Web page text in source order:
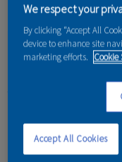
PORADENSTVÍ
AKCE A NOVINKY
PARTNEŘI
KONTAKT
Domů»Partneri
We respect your
By clicking “Accept All
device to enhance site
marketing efforts.
Accept All Cookies